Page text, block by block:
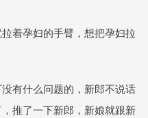
着孕妇的手臂，想把孕妇拉
有什么问题的，新郎不说话
推了一下新郎，新娘就跟新